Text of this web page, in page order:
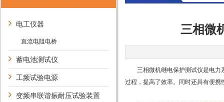
电工仪器
直流电阻电桥
蓄电池测试仪
工频试验电源
变频串联谐振耐压试验装置
三相微
三相微机继电保护测试仪是电力系
过程，提高了效率。同时还具有便